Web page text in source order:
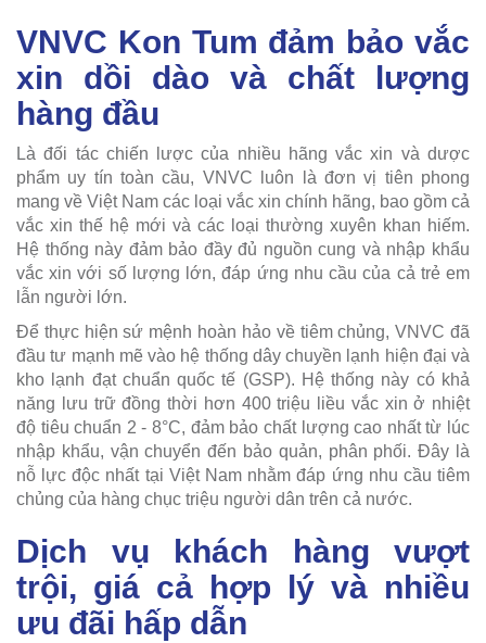
VNVC Kon Tum đảm bảo vắc
xin dồi dào và chất lượng
hàng đầu
Là đối tác chiến lược của nhiều hãng vắc xin và dược
phẩm uy tín toàn cầu, VNVC luôn là đơn vị tiên phong
mang về Việt Nam các loại vắc xin chính hãng, bao gồm cả
vắc xin thế hệ mới và các loại thường xuyên khan hiếm.
Hệ thống này đảm bảo đầy đủ nguồn cung và nhập khẩu
vắc xin với số lượng lớn, đáp ứng nhu cầu của cả trẻ em
lẫn người lớn.
Để thực hiện sứ mệnh hoàn hảo về tiêm chủng, VNVC đã
đầu tư mạnh mẽ vào hệ thống dây chuyền lạnh hiện đại và
kho lạnh đạt chuẩn quốc tế (GSP). Hệ thống này có khả
năng lưu trữ đồng thời hơn 400 triệu liều vắc xin ở nhiệt
độ tiêu chuẩn 2 - 8°C, đảm bảo chất lượng cao nhất từ lúc
nhập khẩu, vận chuyển đến bảo quản, phân phối. Đây là
nỗ lực độc nhất tại Việt Nam nhằm đáp ứng nhu cầu tiêm
chủng của hàng chục triệu người dân trên cả nước.
Dịch vụ khách hàng vượt
trội, giá cả hợp lý và nhiều
ưu đãi hấp dẫn